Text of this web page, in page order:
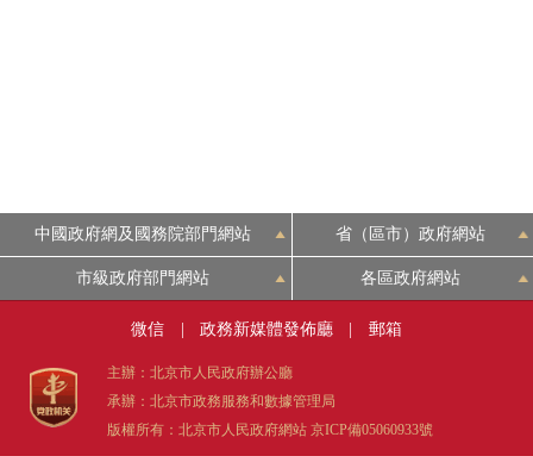
中國政府網及國務院部門網站 省（區市）政府網站
市級政府部門網站 各區政府網站
微信 政務新媒體發佈廳 郵箱
主辦：北京市人民政府辦公廳
承辦：北京市政務服務和數據管理局
版權所有：北京市人民政府網站 京ICP備05060933號